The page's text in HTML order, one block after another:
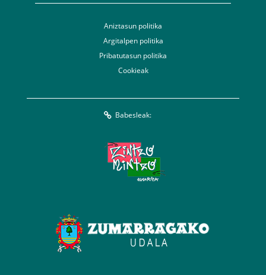
Aniztasun politika
Argitalpen politika
Pribatutasun politika
Cookieak
Babesleak: